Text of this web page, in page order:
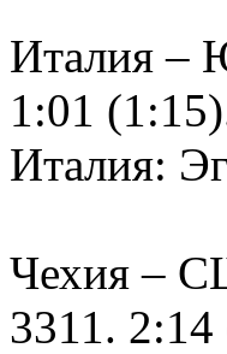
Италия –
1:01
Италия:
Чехия –
3311.